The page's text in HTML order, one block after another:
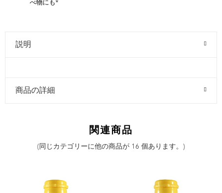
べ物にも*
説明
商品の詳細
関連商品
(同じカテゴリーに他の商品が 16 個あります。)